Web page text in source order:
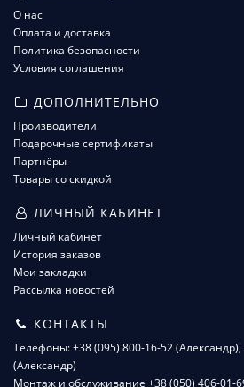
О нас
Оплата и доставка
Политика безопасности
Условия соглашения
ДОПОЛНИТЕЛЬНО
Производители
Подарочные сертификаты
Партнёры
Товары со скидкой
ЛИЧНЫЙ КАБИНЕТ
Личный кабинет
История заказов
Мои закладки
Рассылка новостей
КОНТАКТЫ
Телефоны: +38 (095) 800-16-52
(Александр)
Монтаж и обслуживание +38 (050) 406-01-